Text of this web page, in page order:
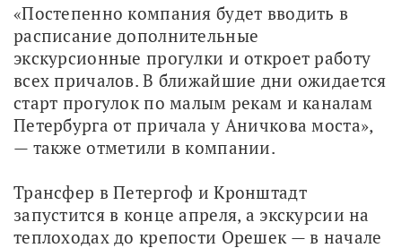
«Постепенно компания будет вводить в
расписание дополнительные
экскурсионные прогулки и откроет работу
всех причалов. В ближайшие дни ожидается
старт прогулок по малым рекам и каналам
Петербурга от причала у Аничкова моста»,
— также отметили в компании.
Трансфер в Петергоф и Кронштадт
запустится в конце апреля, а экскурсии на
теплоходах до крепости Орешек — в начале